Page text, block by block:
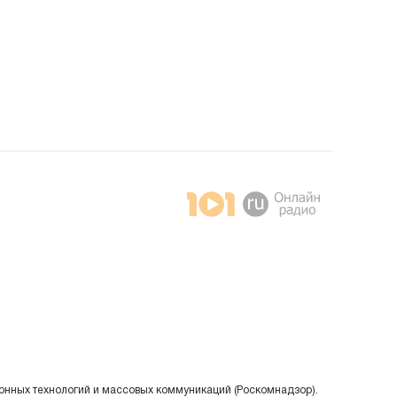
технологий и массовых коммуникаций (Роскомнадзор).